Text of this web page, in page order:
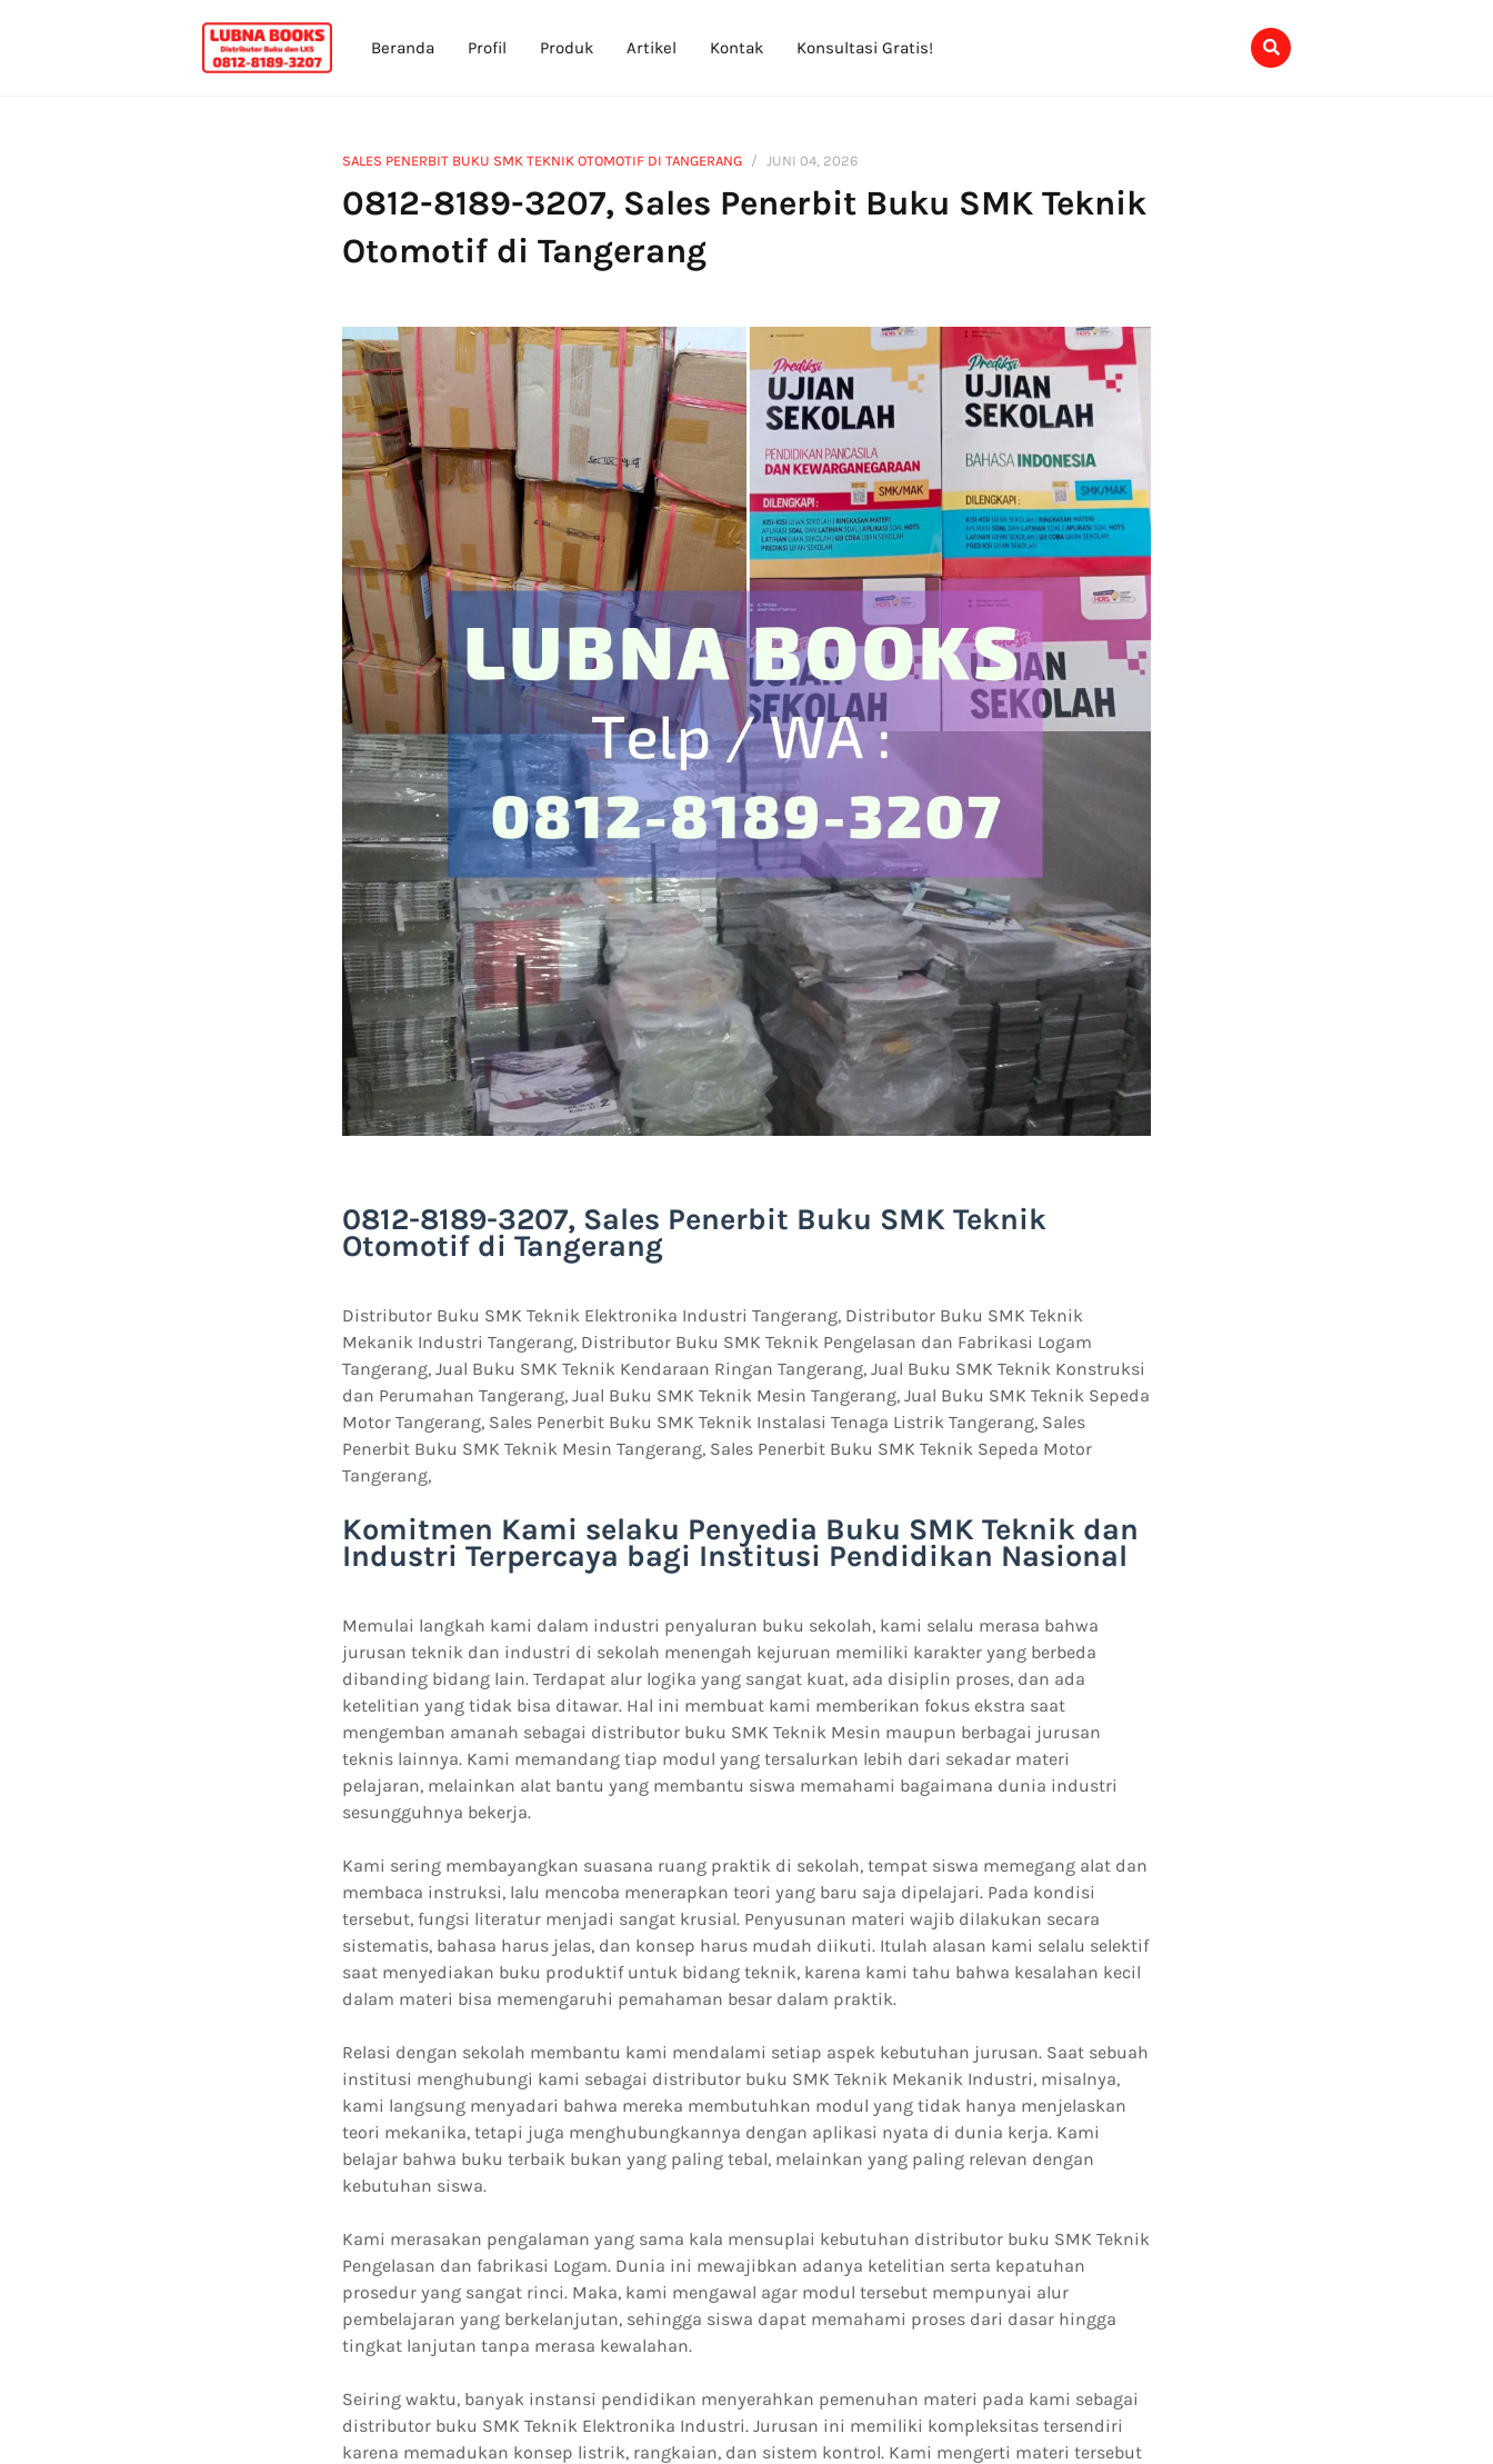
Beranda Profil Produk Artikel Kontak Konsultasi Gratis!
SALES PENERBIT BUKU SMK TEKNIK OTOMOTIF DI TANGERANG JUNI 04, 2026
0812-8189-3207, Sales Penerbit Buku SMK Teknik
Otomotif di Tangerang
0812-8189-3207, Sales Penerbit Buku SMK Teknik
Otomotif di Tangerang
Distributor Buku SMK Teknik Elektronika Industri Tangerang, Distributor Buku SMK Teknik
Mekanik Industri Tangerang, Distributor Buku SMK Teknik Pengelasan dan Fabrikasi Logam
Tangerang, Jual Buku SMK Teknik Kendaraan Ringan Tangerang, Jual Buku SMK Teknik Konstruksi
dan Perumahan Tangerang, Jual Buku SMK Teknik Mesin Tangerang, Jual Buku SMK Teknik Sepeda
Motor Tangerang, Sales Penerbit Buku SMK Teknik Instalasi Tenaga Listrik Tangerang, Sales
Penerbit Buku SMK Teknik Mesin Tangerang, Sales Penerbit Buku SMK Teknik Sepeda Motor
Tangerang,
Komitmen Kami selaku Penyedia Buku SMK Teknik dan
Industri Terpercaya bagi Institusi Pendidikan Nasional
Memulai langkah kami dalam industri penyaluran buku sekolah, kami selalu merasa bahwa
jurusan teknik dan industri di sekolah menengah kejuruan memiliki karakter yang berbeda
dibanding bidang lain. Terdapat alur logika yang sangat kuat, ada disiplin proses, dan ada
ketelitian yang tidak bisa ditawar. Hal ini membuat kami memberikan fokus ekstra saat
mengemban amanah sebagai distributor buku SMK Teknik Mesin maupun berbagai jurusan
teknis lainnya. Kami memandang tiap modul yang tersalurkan lebih dari sekadar materi
pelajaran, melainkan alat bantu yang membantu siswa memahami bagaimana dunia industri
sesungguhnya bekerja.
Kami sering membayangkan suasana ruang praktik di sekolah, tempat siswa memegang alat dan
membaca instruksi, lalu mencoba menerapkan teori yang baru saja dipelajari. Pada kondisi
tersebut, fungsi literatur menjadi sangat krusial. Penyusunan materi wajib dilakukan secara
sistematis, bahasa harus jelas, dan konsep harus mudah diikuti. Itulah alasan kami selalu selektif
saat menyediakan buku produktif untuk bidang teknik, karena kami tahu bahwa kesalahan kecil
dalam materi bisa memengaruhi pemahaman besar dalam praktik.
Relasi dengan sekolah membantu kami mendalami setiap aspek kebutuhan jurusan. Saat sebuah
institusi menghubungi kami sebagai distributor buku SMK Teknik Mekanik Industri, misalnya,
kami langsung menyadari bahwa mereka membutuhkan modul yang tidak hanya menjelaskan
teori mekanika, tetapi juga menghubungkannya dengan aplikasi nyata di dunia kerja. Kami
belajar bahwa buku terbaik bukan yang paling tebal, melainkan yang paling relevan dengan
kebutuhan siswa.
Kami merasakan pengalaman yang sama kala mensuplai kebutuhan distributor buku SMK Teknik
Pengelasan dan fabrikasi Logam. Dunia ini mewajibkan adanya ketelitian serta kepatuhan
prosedur yang sangat rinci. Maka, kami mengawal agar modul tersebut mempunyai alur
pembelajaran yang berkelanjutan, sehingga siswa dapat memahami proses dari dasar hingga
tingkat lanjutan tanpa merasa kewalahan.
Seiring waktu, banyak instansi pendidikan menyerahkan pemenuhan materi pada kami sebagai
distributor buku SMK Teknik Elektronika Industri. Jurusan ini memiliki kompleksitas tersendiri
karena memadukan konsep listrik, rangkaian, dan sistem kontrol. Kami mengerti materi tersebut